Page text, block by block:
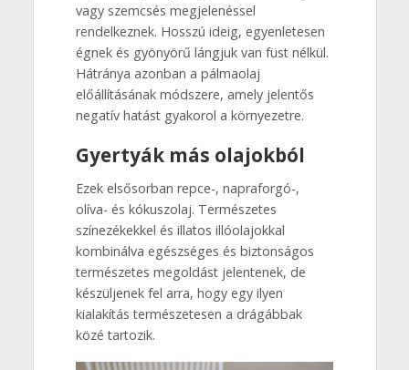
vagy szemcsés megjelenéssel
rendelkeznek. Hosszú ideig, egyenletesen
égnek és gyönyörű lángjuk van füst nélkül.
Hátránya azonban a pálmaolaj
előállításának módszere, amely jelentős
negatív hatást gyakorol a környezetre.
Gyertyák más olajokból
Ezek elsősorban repce-, napraforgó-,
olíva- és kókuszolaj. Természetes
színezékekkel és illatos illóolajokkal
kombinálva egészséges és biztonságos
természetes megoldást jelentenek, de
készüljenek fel arra, hogy egy ilyen
kialakítás természetesen a drágábbak
közé tartozik.